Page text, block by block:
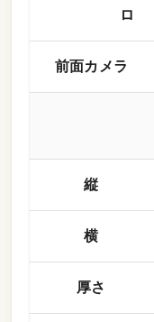
ロ
前面カメラ
縦
横
厚さ